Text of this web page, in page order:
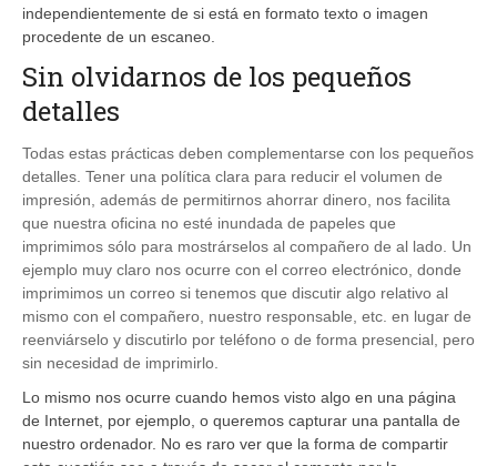
independientemente de si está en formato texto o imagen
procedente de un escaneo.
Sin olvidarnos de los pequeños
detalles
Todas estas prácticas deben complementarse con los pequeños
detalles. Tener una política clara para reducir el volumen de
impresión, además de permitirnos ahorrar dinero, nos facilita
que nuestra oficina no esté inundada de papeles que
imprimimos sólo para mostrárselos al compañero de al lado. Un
ejemplo muy claro nos ocurre con el correo electrónico, donde
imprimimos un correo si tenemos que discutir algo relativo al
mismo con el compañero, nuestro responsable, etc. en lugar de
reenviárselo y discutirlo por teléfono o de forma presencial, pero
sin necesidad de imprimirlo.
Lo mismo nos ocurre cuando hemos visto algo en una página
de Internet, por ejemplo, o queremos capturar una pantalla de
nuestro ordenador. No es raro ver que la forma de compartir